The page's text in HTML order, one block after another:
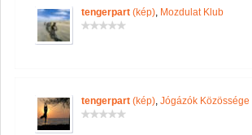
tengerpart (kép), Mozdulat Klub
tengerpart (kép), Jógázók Közössége